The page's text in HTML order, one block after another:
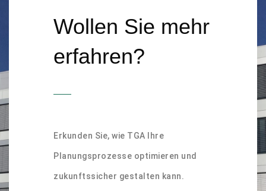
Wollen Sie mehr
erfahren?
Erkunden Sie, wie TGA Ihre
Planungsprozesse optimieren und
zukunftssicher gestalten kann.